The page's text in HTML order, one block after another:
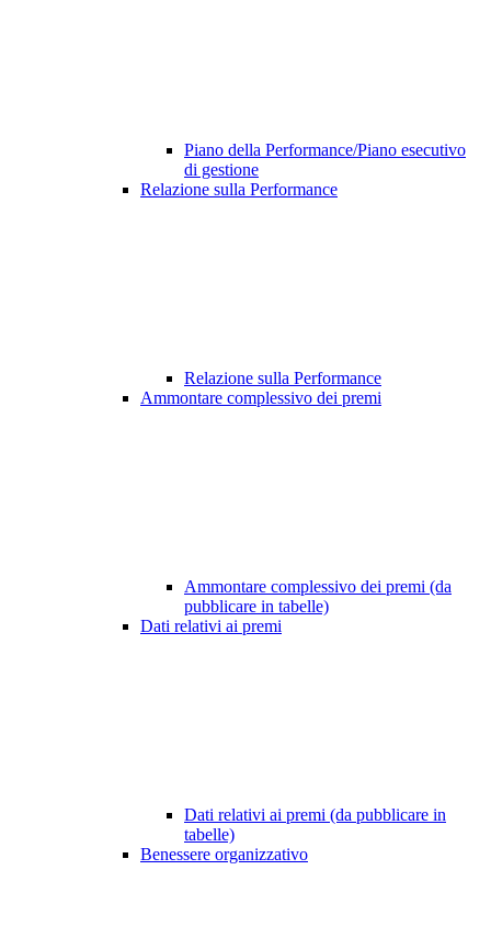
Piano della Performance/Piano esecutivo
di gestione
Relazione sulla Performance
Relazione sulla Performance
Ammontare complessivo dei premi
Ammontare complessivo dei premi (da
pubblicare in tabelle)
Dati relativi ai premi
Dati relativi ai premi (da pubblicare in
tabelle)
Benessere organizzativo